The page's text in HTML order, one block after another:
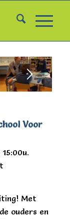
5 6 7 8 9 10
Voor
Met
ouders en